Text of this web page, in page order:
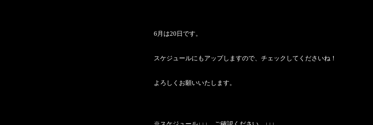
6月は20日です。
スケジュールにもアップしますので、チェックしてくださいね！
よろしくお願いいたします。